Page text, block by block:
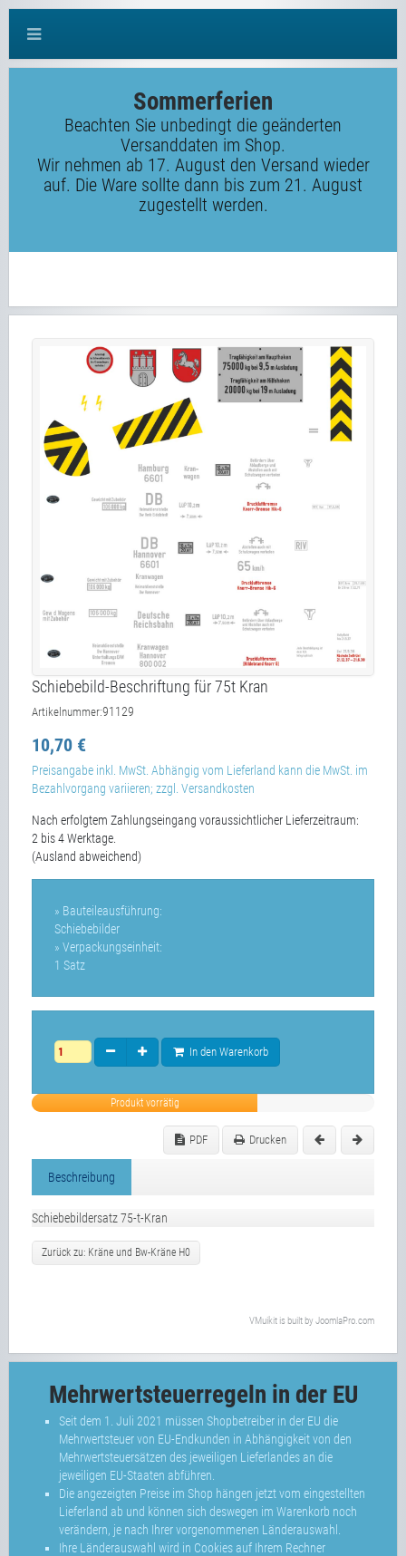
Sommerferien
Beachten Sie unbedingt die geänderten
Versanddaten im Shop.
Wir nehmen ab 17. August den Versand wieder
auf. Die Ware sollte dann bis zum 21. August
zugestellt werden.
Schiebebild-Beschriftung für 75t Kran
Artikelnummer:91129
10,70 €
Preisangabe inkl. MwSt. Abhängig vom Lieferland kann die MwSt. im
Bezahlvorgang variieren; zzgl. Versandkosten
Nach erfolgtem Zahlungseingang voraussichtlicher Lieferzeitraum:
2 bis 4 Werktage.
(Ausland abweichend)
» Bauteileausführung:
Schiebebilder
» Verpackungseinheit:
1 Satz
In den Warenkorb
Produkt vorrätig
PDF Drucken
Beschreibung
Schiebebildersatz 75-t-Kran
Zurück zu: Kräne und Bw-Kräne H0
VMuikit is built by JoomlaPro.com
Mehrwertsteuerregeln in der EU
Seit dem 1. Juli 2021 müssen Shopbetreiber in der EU die
Mehrwertsteuer von EU-Endkunden in Abhängigkeit von den
Mehrwertsteuersätzen des jeweiligen Lieferlandes an die
jeweiligen EU-Staaten abführen.
Die angezeigten Preise im Shop hängen jetzt vom eingestellten
Lieferland ab und können sich deswegen im Warenkorb noch
verändern, je nach Ihrer vorgenommenen Länderauswahl.
Ihre Länderauswahl wird in Cookies auf Ihrem Rechner